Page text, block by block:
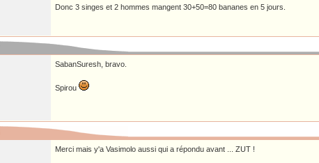
Donc 3 singes et 2 hommes mangent 30+50=80 bananes en 5 jours.
SabanSuresh, bravo.
Spirou
Merci mais y'a Vasimolo aussi qui a répondu avant ... ZUT !